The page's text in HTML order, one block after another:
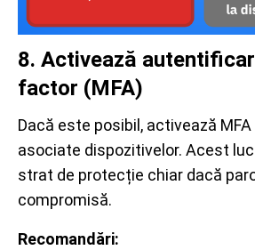
8. Activează
factor (MFA)
Dacă este posibil, activează
asociate dispozitivelor. Acest
strat de protecție chiar dacă
compromisă.
Recomandări: